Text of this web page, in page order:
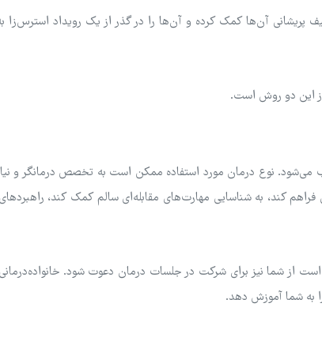
پریشانی آن‌ها کمک کرده و آن‌ها را در گذر از یک رویداد استرس‌زا
از این دو روش است.
می‌شود. نوع درمان مورد استفاده ممکن است به تخصص درمانگر و
کند، به شناسایی مهارت‌های مقابله‌ای سالم کمک کند،
از شما نیز برای شرکت در جلسات درمان دعوت شود.
به شما آموزش دهد.